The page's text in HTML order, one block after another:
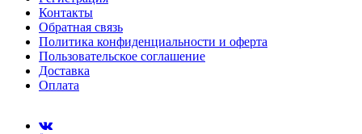
Контакты
Обратная связь
Политика конфиденциальности и оферта
Пользовательское соглашение
Доставка
Оплата